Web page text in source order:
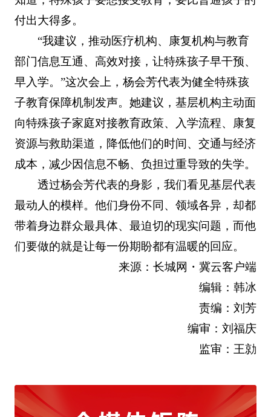
付出大得多。
“我建议，推动医疗机构、康复机构与教育
部门信息互通、高效对接，让特殊孩子早干预、
早入学。”这次会上，杨会芳代表为健全特殊孩
子教育保障机制发声。她建议，基层机构主动面
向特殊孩子家庭对接教育政策、入学流程、康复
资源与救助渠道，降低他们的时间、交通与经济
成本，减少因信息不畅、负担过重导致的失学。
透过杨会芳代表的身影，我们看见基层代表
最动人的模样。他们身份不同、领域各异，却都
带着身边群众最具体、最迫切的现实问题，而他
们要做的就是让每一份期盼都有温暖的回应。
来源：长城网・冀云客户端
编辑：韩冰
责编：刘芳
编审：刘福庆
监审：王勍